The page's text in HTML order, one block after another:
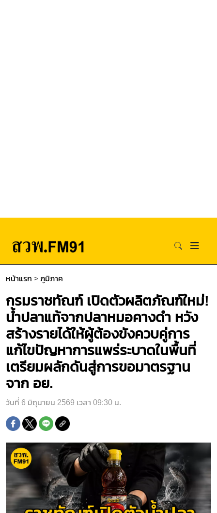
หน้าแรก > ภูมิภาค
กรมราชทัณฑ์ เปิดตัวผลิตภัณฑ์ใหม่!
น้ำปลาแท้จากปลาหมอคางดำ หวัง
สร้างรายได้ให้ผู้ต้องขังควบคู่การ
แก้ไขปัญหาการแพร่ระบาดในพื้นที่
เตรียมผลักดันสู่การขอมาตรฐาน
จาก อย.
วันที่ 6 มิถุนายน 2569 เวลา 09:30 น.